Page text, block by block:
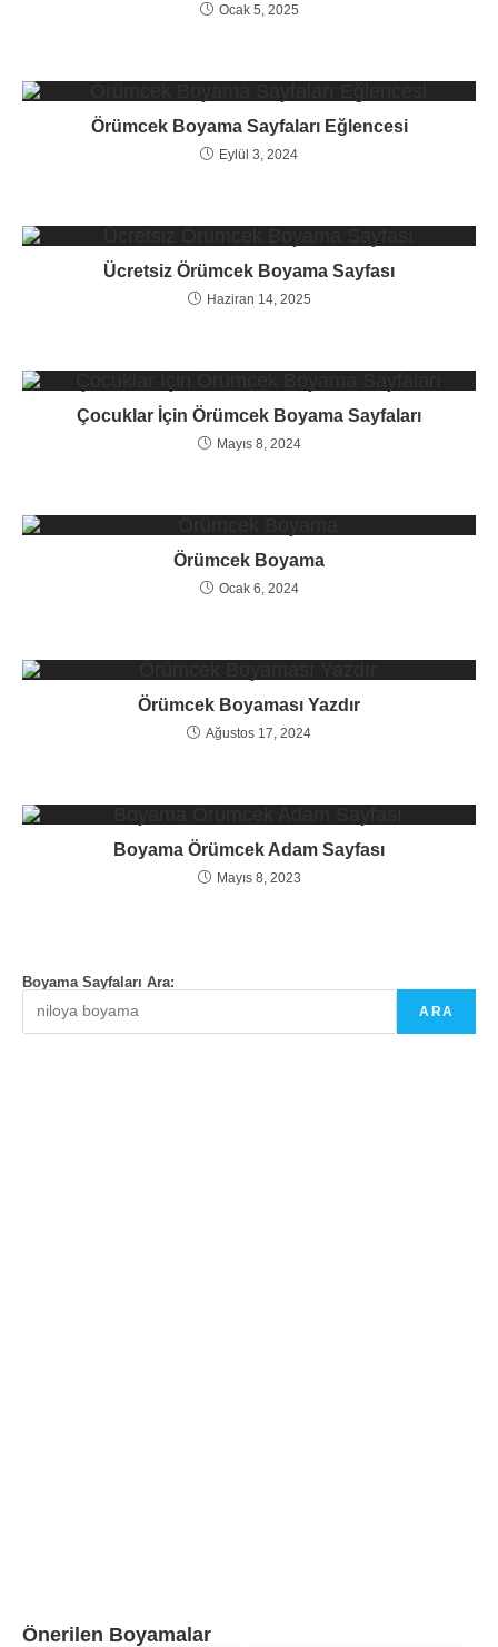
Ocak 5, 2025
Örümcek Boyama Sayfaları Eğlencesi
Eylül 3, 2024
Ücretsiz Örümcek Boyama Sayfası
Haziran 14, 2025
Çocuklar İçin Örümcek Boyama Sayfaları
Mayıs 8, 2024
Örümcek Boyama
Ocak 6, 2024
Örümcek Boyaması Yazdır
Ağustos 17, 2024
Boyama Örümcek Adam Sayfası
Mayıs 8, 2023
Boyama Sayfaları Ara:
ARA
Önerilen Boyamalar